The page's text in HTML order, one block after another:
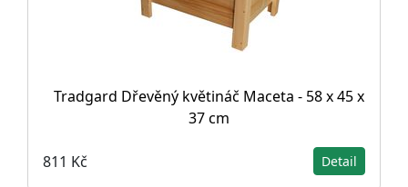
Tradgard Dřevěný květináč Maceta - 58 x 45 x
37 cm
811 Kč Detail